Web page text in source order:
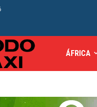
ÁFRICA